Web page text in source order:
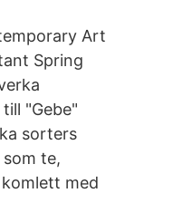
Art
Spring
"Gebe"
sorters
te,
med